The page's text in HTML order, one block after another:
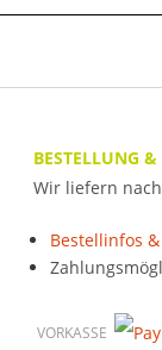
BESTELLUNG
Wir liefern
Bestellinfos
VORKASSE